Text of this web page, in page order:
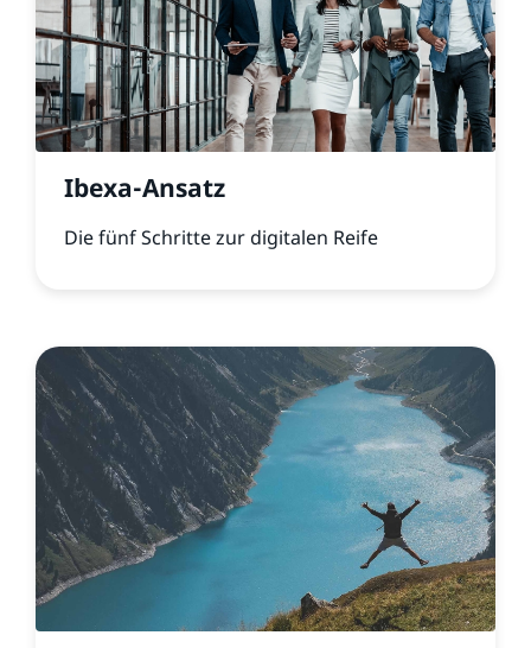
Ibexa-Ansatz
Die fünf Schritte zur digitalen Reife